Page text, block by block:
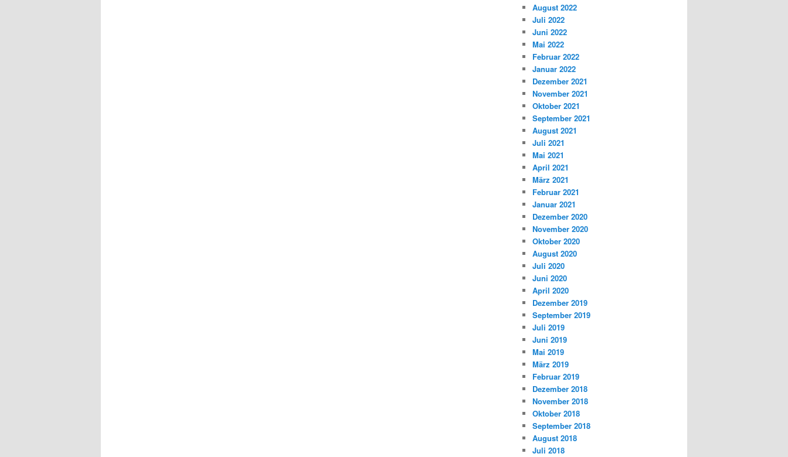
August 2022
Juli 2022
Juni 2022
Mai 2022
Februar 2022
Januar 2022
Dezember 2021
November 2021
Oktober 2021
September 2021
August 2021
Juli 2021
Mai 2021
April 2021
März 2021
Februar 2021
Januar 2021
Dezember 2020
November 2020
Oktober 2020
August 2020
Juli 2020
Juni 2020
April 2020
Dezember 2019
September 2019
Juli 2019
Juni 2019
Mai 2019
März 2019
Februar 2019
Dezember 2018
November 2018
Oktober 2018
September 2018
August 2018
Juli 2018